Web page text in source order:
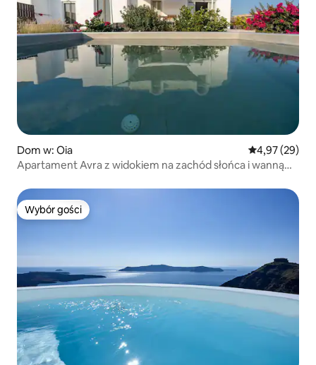
Dom w: Oia Średnia
4,97 (29)
Apartament Avra z widokiem na zachód słońca i wanną
Wybór gości
Wybór gości